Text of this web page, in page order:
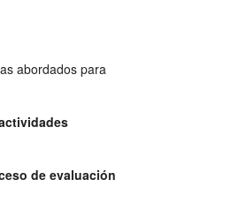
abordados para
de evaluación